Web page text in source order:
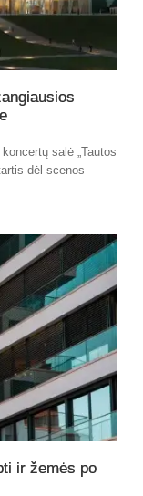
salė „Tautos
dėl scenos
ir žemės po